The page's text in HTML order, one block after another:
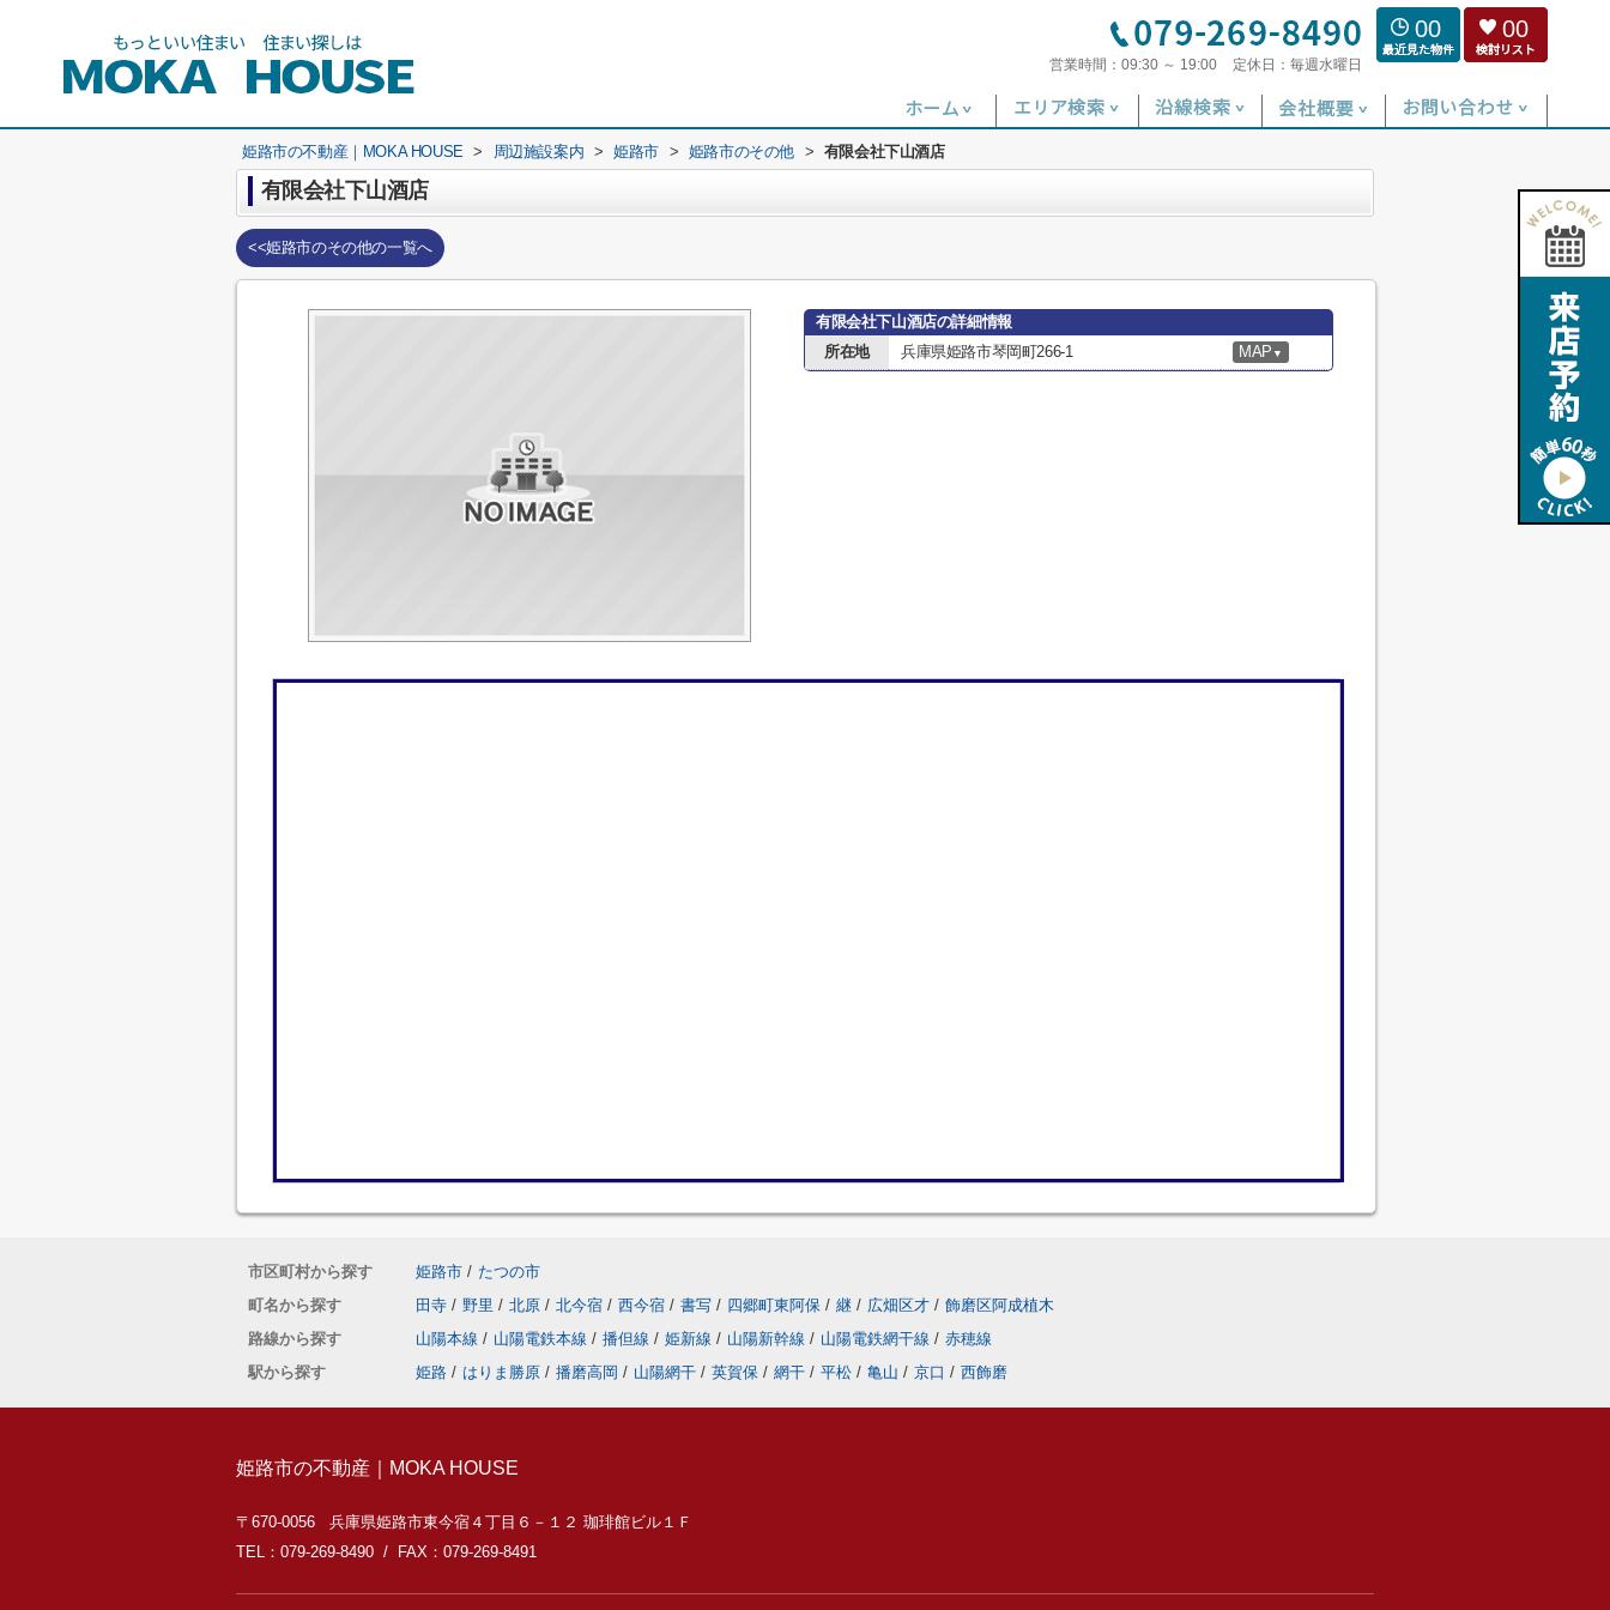
営業時間： 09:30 ～ 19:00 定休日： 毎週水曜日
00 00
姫路市の不動産｜MOKA HOUSE > 周辺施設案内 > 姫路市 > 姫路市のその他 > 有限会社下山酒店
有限会社下山酒店
<<姫路市のその他の一覧へ
有限会社下山酒店の詳細情報
所在地
兵庫県姫路市琴岡町266-1 MAP ▼
市区町村から探す 姫路市 / たつの市
町名から探す
田寺 / 野里 / 北原 / 北今宿 / 西今宿 / 書写 / 四郷町東阿保 / 継 / 広畑区才 / 飾磨区阿成植木
路線から探す
山陽本線 / 山陽電鉄本線 / 播但線 / 姫新線 / 山陽新幹線 / 山陽電鉄網干線 / 赤穂線
駅から探す
姫路 / はりま勝原 / 播磨高岡 / 山陽網干 / 英賀保 / 網干 / 平松 / 亀山 / 京口 / 西飾磨
姫路市の不動産｜MOKA HOUSE
〒670-0056 兵庫県姫路市東今宿４丁目６－１２ 珈琲館ビル１Ｆ
TEL：079-269-8490 / FAX：079-269-8491